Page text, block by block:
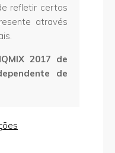
refletir certos
através
2017 de
de